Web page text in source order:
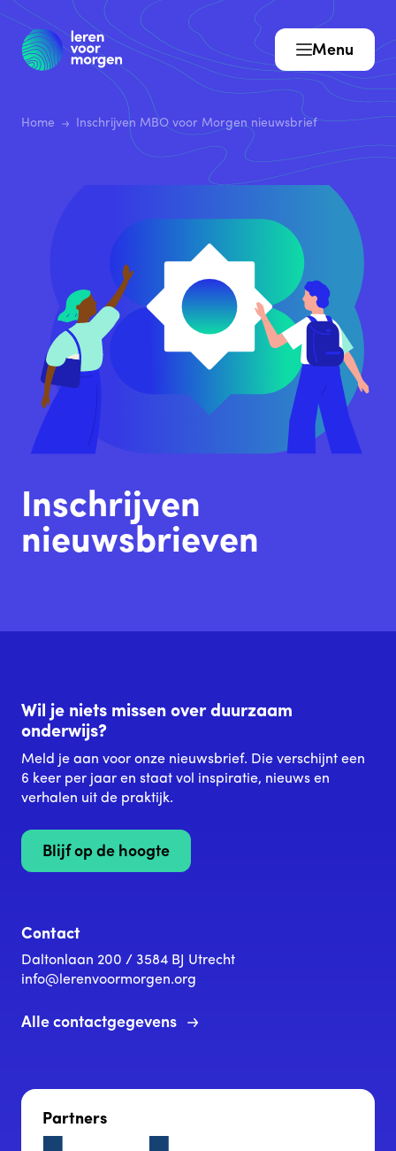
Menu
Home Inschrijven MBO voor Morgen nieuwsbrief
Inschrijven
nieuwsbrieven
Wil je niets missen over duurzaam
onderwijs?
Meld je aan voor onze nieuwsbrief. Die verschijnt een
6 keer per jaar en staat vol inspiratie, nieuws en
verhalen uit de praktijk.
Blijf op de hoogte
Contact
Daltonlaan 200 / 3584 BJ Utrecht
info@lerenvoormorgen.org
Alle contactgegevens
Partners